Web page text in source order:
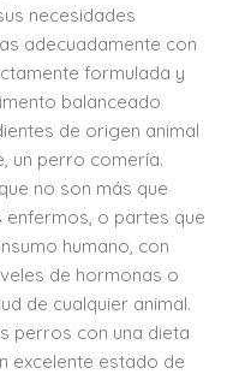
necesidades
adecuadamente con
formulada y
balanceado
de origen animal
un perro comería.
no son más que
o partes que
humano, con
de hormonas o
de cualquier animal.
perros con una dieta
excelente estado de